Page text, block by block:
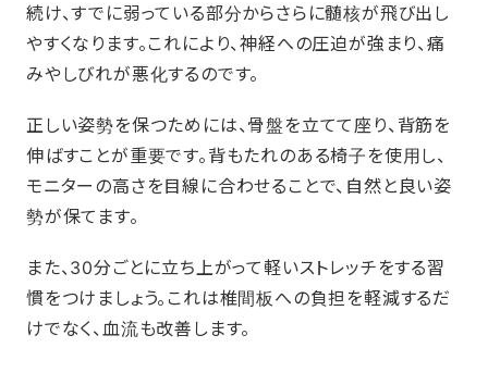
続け、すでに弱っている部分からさらに髄核が飛び出し
やすくなります。これにより、神経への圧迫が強まり、痛
みやしびれが悪化するのです。
正しい姿勢を保つためには、骨盤を立てて座り、背筋を
伸ばすことが重要です。背もたれのある椅子を使用し、
モニターの高さを目線に合わせることで、自然と良い姿
勢が保てます。
また、30分ごとに立ち上がって軽いストレッチをする習
慣をつけましょう。これは椎間板への負担を軽減するだ
けでなく、血流も改善します。